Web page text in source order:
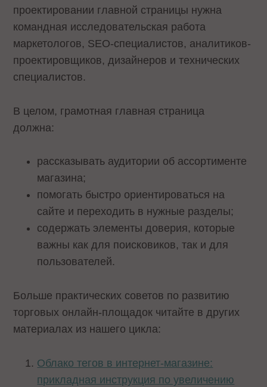
проектировании главной страницы нужна
командная исследовательская работа
маркетологов, SEO-специалистов, аналитиков-
проектировщиков, дизайнеров и технических
специалистов.
В целом, грамотная главная страница
должна:
рассказывать аудитории об ассортименте
магазина;
помогать быстро ориентироваться на
сайте и переходить в нужные разделы;
содержать элементы доверия, которые
важны как для поисковиков, так и для
пользователей.
Больше практических советов по развитию
торговых онлайн-площадок читайте в других
материалах из нашего цикла:
Облако тегов в интернет-магазине:
прикладная инструкция по увеличению